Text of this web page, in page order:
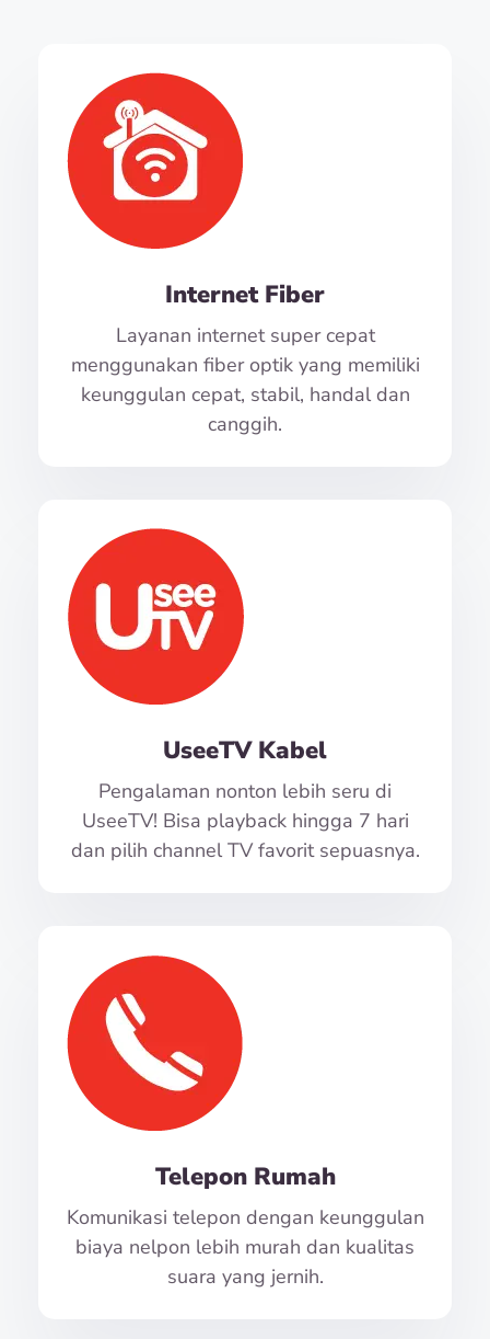
Internet Fiber
Layanan internet super cepat
menggunakan fiber optik yang memiliki
keunggulan cepat, stabil, handal dan
canggih.
UseeTV Kabel
Pengalaman nonton lebih seru di
UseeTV! Bisa playback hingga 7 hari
dan pilih channel TV favorit sepuasnya.
Telepon Rumah
Komunikasi telepon dengan keunggulan
biaya nelpon lebih murah dan kualitas
suara yang jernih.